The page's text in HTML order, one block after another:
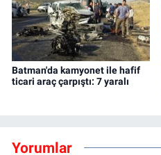
Batman'da kamyonet ile hafif
ticari araç çarpıştı: 7 yaralı
Yorumlar